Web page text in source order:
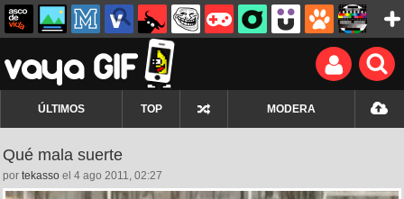
ÚLTIMOS TOP MODERA
Qué mala suerte
por tekasso el 4 ago 2011, 02:27